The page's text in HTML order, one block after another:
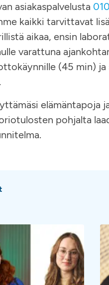
asiakaspalvelusta
kaikki tarvittavat
aikaa, ensin
varattuna
(45 min)
elämäntapoja
pohjalta